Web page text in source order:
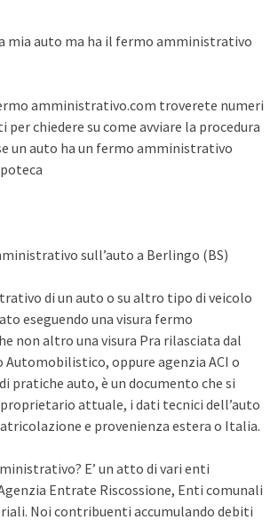
mia auto ma ha il fermo amministrativo
amministrativo.com troverete numeri
chiedere su come avviare la procedura
un auto ha un fermo amministrativo
sull’auto a Berlingo (BS)
di un auto o su altro tipo di veicolo
eseguendo una visura fermo
non altro una visura Pra rilasciata dal
Automobilistico, oppure agenzia ACI o
pratiche auto, è un documento che si
attuale, i dati tecnici dell’auto
e provenienza estera o Italia.
E’ un atto di vari enti
Entrate Riscossione, Enti comunali
Noi contribuenti accumulando debiti